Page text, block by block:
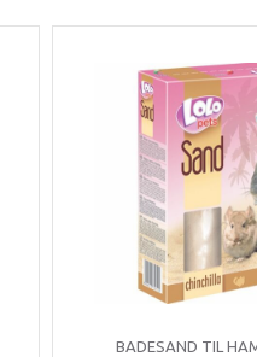
BADESAND TIL